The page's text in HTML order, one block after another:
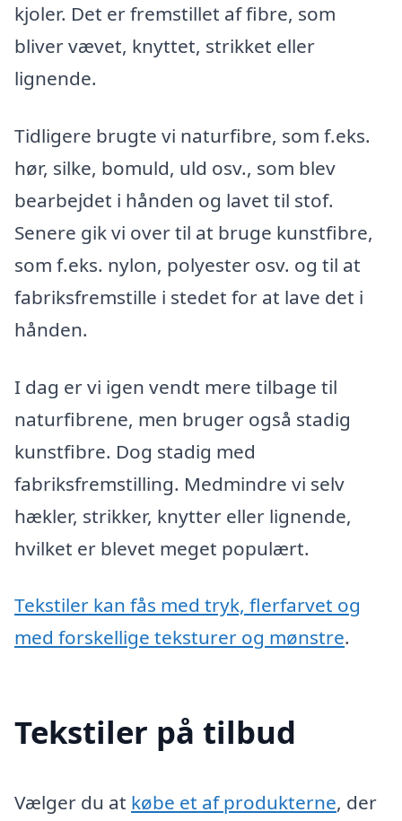
kjoler. Det er fremstillet af fibre, som
bliver vævet, knyttet, strikket eller
lignende.
Tidligere brugte vi naturfibre, som f.eks.
hør, silke, bomuld, uld osv., som blev
bearbejdet i hånden og lavet til stof.
Senere gik vi over til at bruge kunstfibre,
som f.eks. nylon, polyester osv. og til at
fabriksfremstille i stedet for at lave det i
hånden.
I dag er vi igen vendt mere tilbage til
naturfibrene, men bruger også stadig
kunstfibre. Dog stadig med
fabriksfremstilling. Medmindre vi selv
hækler, strikker, knytter eller lignende,
hvilket er blevet meget populært.
Tekstiler kan fås med tryk, flerfarvet og
med forskellige teksturer og mønstre.
Tekstiler på tilbud
Vælger du at købe et af produkterne, der